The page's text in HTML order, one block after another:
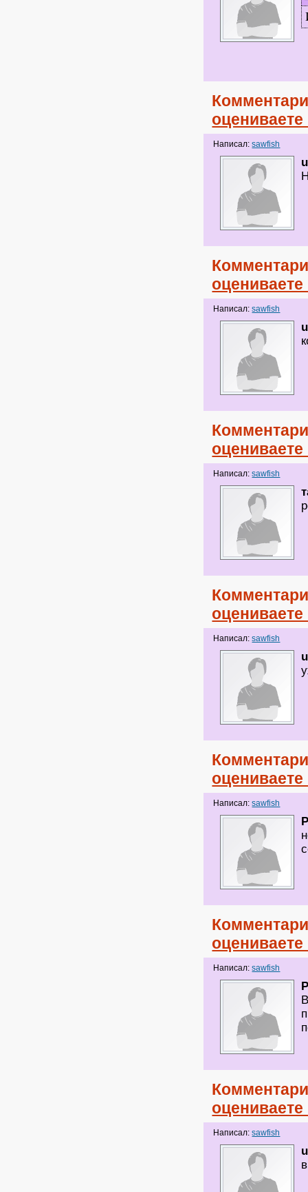
Написал:sawfish
Написал:sawfish
Написал:sawfish
Написал:sawfish
Написал:sawfish
Написал:sawfish
Написал:sawfish